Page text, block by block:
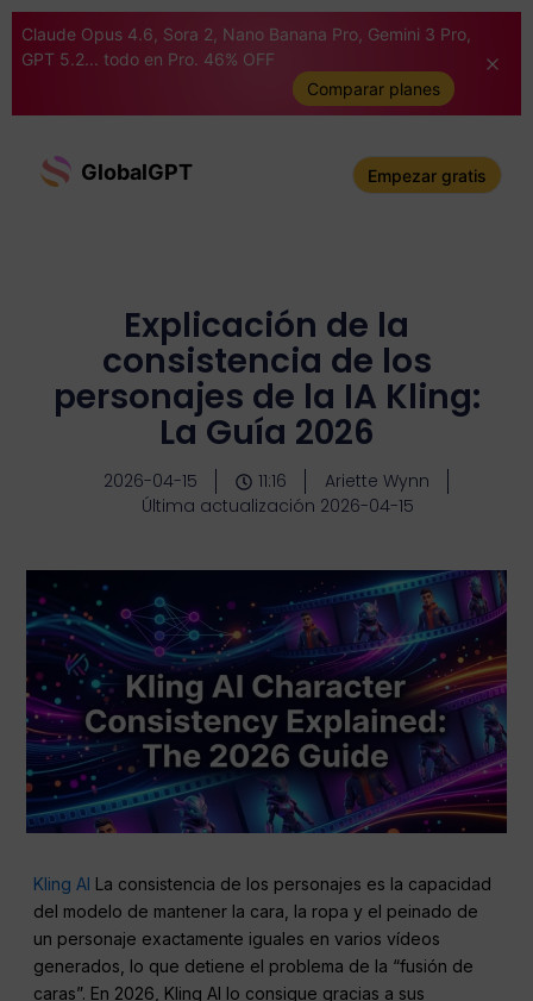
Claude Opus 4.6, Sora 2, Nano Banana Pro, Gemini 3 Pro,
GPT 5.2... todo en Pro. 46% OFF
Comparar planes
GlobalGPT Empezar gratis
Explicación de la
consistencia de los
personajes de la IA Kling:
La Guía 2026
2026-04-15 11:16
Ariette Wynn
Última actualización 2026-04-15
Kling AI La consistencia de los personajes es la capacidad
del modelo de mantener la cara, la ropa y el peinado de
un personaje exactamente iguales en varios vídeos
generados, lo que detiene el problema de la “fusión de
caras”. En 2026, Kling AI lo consigue gracias a sus